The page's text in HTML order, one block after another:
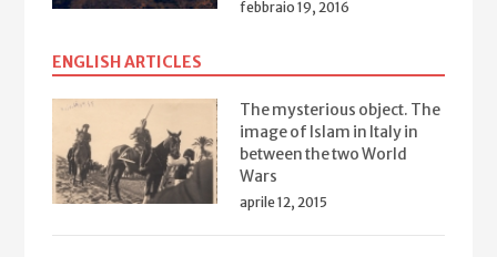
febbraio 19, 2016
ENGLISH ARTICLES
The mysterious object. The
image of Islam in Italy in
between the two World
Wars
aprile 12, 2015